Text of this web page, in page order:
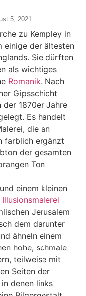
5, 2021
zu Kempley in
einige der ältesten
Sie dürften
als wichtiges
Romanik. Nach
Gipsschicht
der 1870er Jahre
Es handelt
die an
farblich ergänzt
der gesamten
Ton
einem kleinen
Illusionsmalerei
Jerusalem
dem darunter
ähneln einem
hohe, schmale
teilweise mit
Seiten der
denen links